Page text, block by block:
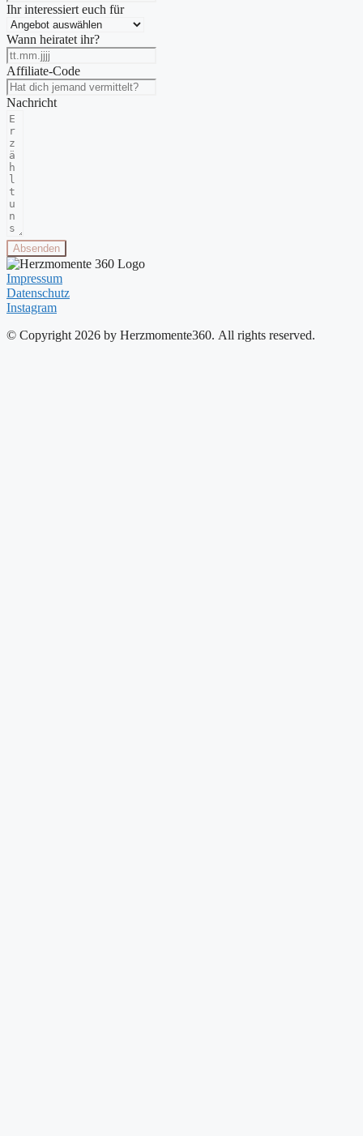
Ihr interessiert euch für
Wann heiratet ihr?
Affiliate-Code
Nachricht
Absenden
Impressum
Datenschutz
Instagram
© Copyright 2026 by Herzmomente360. All rights reserved.